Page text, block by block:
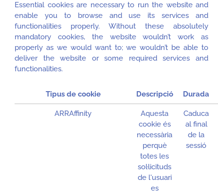
Essential cookies are necessary to run the website and
enable you to browse and use its services and
functionalities properly. Without these absolutely
mandatory cookies, the website wouldn’t work as
properly as we would want to; we wouldn’t be able to
deliver the website or some required services and
functionalities.
Tipus de cookie Descripció Durada
ARRAffinity
Aquesta
cookie és
necessària
perquè
totes les
sol·licituds
de l'usuari
es
Caduca
al final
de la
sessió